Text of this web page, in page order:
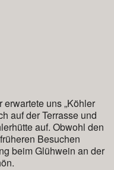
erwartete uns „Köhler
auf der Terrasse und
auf. Obwohl den
Besuchen
beim Glühwein an der